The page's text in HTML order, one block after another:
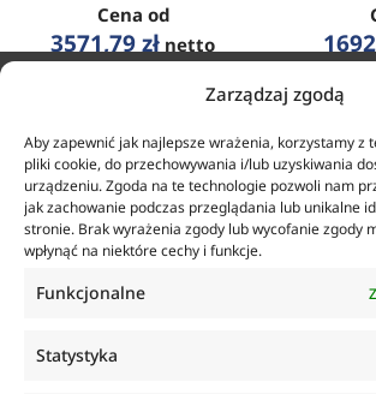
Zarządzaj zgodą
Aby zapewnić jak najlepsze wrażenia, korzystamy z
pliki cookie, do przechowywania i/lub uzyskiwania
urządzeniu. Zgoda na te technologie pozwoli nam
jak zachowanie podczas przeglądania lub unikalne
stronie. Brak wyrażenia zgody lub wycofanie zgody
wpłynąć na niektóre cechy i funkcje.
Funkcjonalne
Statystyka
Cena od
3571,79zł netto
KONTAKT
ul. Tarcice 11, 80-718
Gdańsk
+48 58 342 24 15
Biuro czynne w godzinach
sklep@anticorr.pl
INFORMACJE
O firmie
Regulamin
Polityka